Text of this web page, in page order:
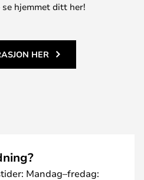
se hjemmet ditt her!
HER
Mandag–fredag: